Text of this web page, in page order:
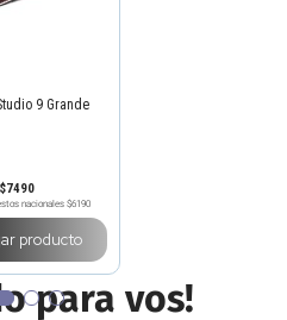
9 Grande
$7490
nacionales $6190
producto
para vos!